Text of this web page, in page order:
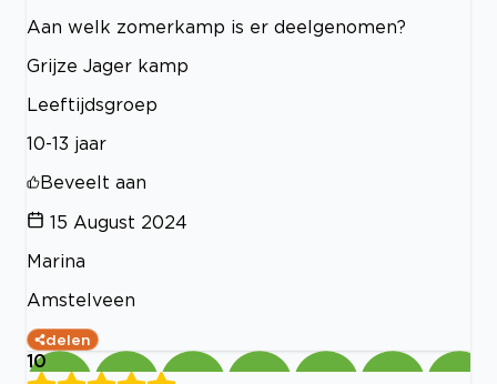
Aan welk zomerkamp is er deelgenomen?
Grijze Jager kamp
Leeftijdsgroep
10-13 jaar
Beveelt aan
15 August 2024
Marina
Amstelveen
delen
10